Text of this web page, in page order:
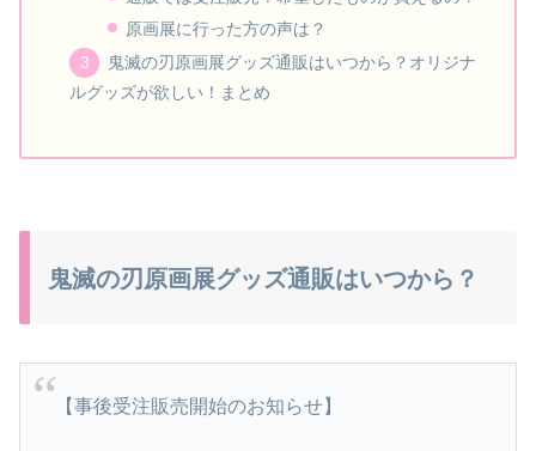
原画展に行った方の声は？
鬼滅の刃原画展グッズ通販はいつから？オリジナ
ルグッズが欲しい！まとめ
鬼滅の刃原画展グッズ通販はいつから？
【事後受注販売開始のお知らせ】